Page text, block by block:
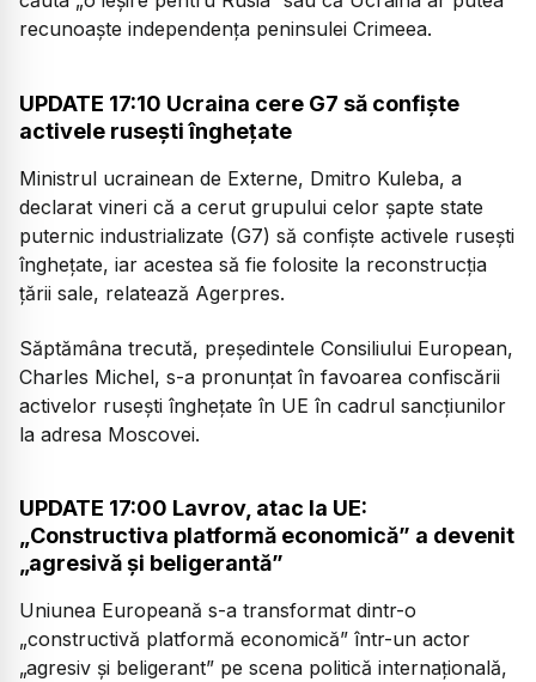
recunoaşte independenţa peninsulei Crimeea.
UPDATE 17:10 Ucraina cere G7 să confişte
activele ruseşti îngheţate
Ministrul ucrainean de Externe, Dmitro Kuleba, a
declarat vineri că a cerut grupului celor şapte state
puternic industrializate (G7) să confişte activele ruseşti
îngheţate, iar acestea să fie folosite la reconstrucţia
ţării sale, relatează Agerpres.
Săptămâna trecută, preşedintele Consiliului European,
Charles Michel, s-a pronunţat în favoarea confiscării
activelor ruseşti îngheţate în UE în cadrul sancţiunilor
la adresa Moscovei.
UPDATE 17:00 Lavrov, atac la UE:
„Constructiva platformă economică” a devenit
„agresivă și beligerantă”
Uniunea Europeană s-a transformat dintr-o
„constructivă platformă economică” într-un actor
„agresiv și beligerant” pe scena politică internațională,